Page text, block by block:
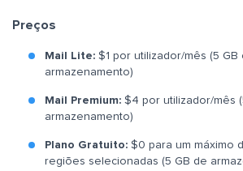
Preços
Mail Lite: $1 por utilizador/mês (5 GB
armazenamento)
Mail Premium: $4 por utilizador/mês
armazenamento)
Plano Gratuito: $0 para um máximo
regiões selecionadas (5 GB de